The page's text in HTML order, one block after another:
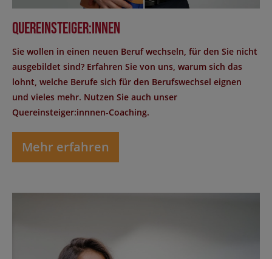
Quereinsteiger:innen
Sie wollen in einen neuen Beruf wechseln, für den Sie nicht
ausgebildet sind? Erfahren Sie von uns, warum sich das
lohnt, welche Berufe sich für den Berufswechsel eignen
und vieles mehr. Nutzen Sie auch unser
Quereinsteiger:innnen-Coaching.
Mehr erfahren